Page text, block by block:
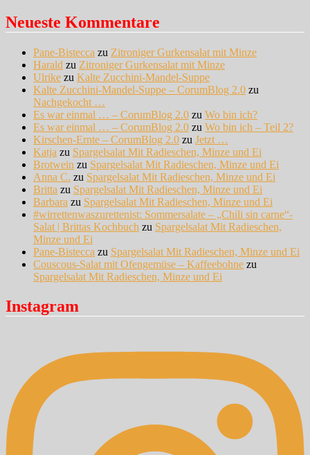
Neueste Kommentare
Pane-Bistecca zu Zitroniger Gurkensalat mit Minze
Harald zu Zitroniger Gurkensalat mit Minze
Ulrike zu Kalte Zucchini-Mandel-Suppe
Kalte Zucchini-Mandel-Suppe – CorumBlog 2.0 zu
Nachgekocht …
Es war einmal … – CorumBlog 2.0 zu Wo bin ich?
Es war einmal … – CorumBlog 2.0 zu Wo bin ich – Teil 2?
Kirschen-Ernte – CorumBlog 2.0 zu Jetzt …
Katja zu Spargelsalat Mit Radieschen, Minze und Ei
Brotwein zu Spargelsalat Mit Radieschen, Minze und Ei
Anna C. zu Spargelsalat Mit Radieschen, Minze und Ei
Britta zu Spargelsalat Mit Radieschen, Minze und Ei
Barbara zu Spargelsalat Mit Radieschen, Minze und Ei
#wirrettenwaszurettenist: Sommersalate – „Chili sin carne“-
Salat | Brittas Kochbuch zu Spargelsalat Mit Radieschen,
Minze und Ei
Pane-Bistecca zu Spargelsalat Mit Radieschen, Minze und Ei
Couscous-Salat mit Ofengemüse – Kaffeebohne zu
Spargelsalat Mit Radieschen, Minze und Ei
Instagram